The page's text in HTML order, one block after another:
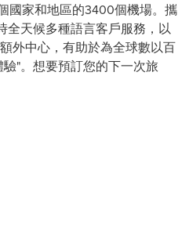
國家和地區的3400個機場。攜
全天候多種語言客戶服務，以
外中心，有助於為全球數以百
"。想要預訂您的下一次旅